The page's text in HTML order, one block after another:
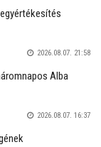
2026.08.07. 21:58
Alba
2026.08.07. 16:37